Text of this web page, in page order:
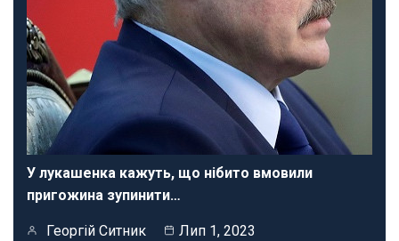
У лукашенка кажуть, що нібито вмовили
пригожина зупинити…
Георгій Ситник Лип 1, 2023